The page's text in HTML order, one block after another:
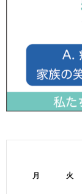
月 火